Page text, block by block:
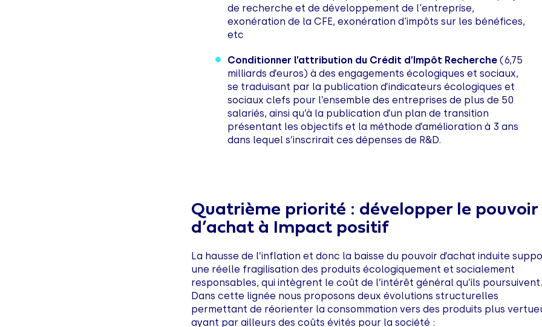
de recherche et de développement de l'entreprise,
exonération de la CFE, exonération d'impôts sur les bénéfices,
etc
Conditionner l’attribution du Crédit d’Impôt Recherche (6,75
milliards d’euros) à des engagements écologiques et sociaux,
se traduisant par la publication d’indicateurs écologiques et
sociaux clefs pour l’ensemble des entreprises de plus de 50
salariés, ainsi qu’à la publication d’un plan de transition
présentant les objectifs et la méthode d’amélioration à 3 ans
dans lequel s’inscrirait ces dépenses de R&D.
Quatrième priorité : développer le pouvoir
d’achat à Impact positif
La hausse de l’inflation et donc la baisse du pouvoir d’achat induite
une réelle fragilisation des produits écologiquement et socialement
responsables, qui intègrent le coût de l’intérêt général qu’ils poursuivent.
Dans cette lignée nous proposons deux évolutions structurelles
permettant de réorienter la consommation vers des produits plus
ayant par ailleurs des coûts évités pour la société :